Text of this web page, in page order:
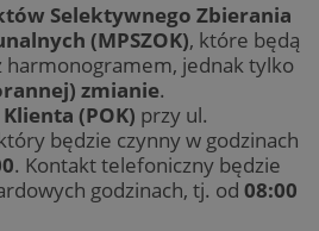
Selektywnego Zbierania
(MPSZOK), które będą
harmonogramem, jednak tylko
zmianie.
(POK) przy ul.
będzie czynny w godzinach
. Kontakt telefoniczny będzie
godzinach, tj. od 08:00